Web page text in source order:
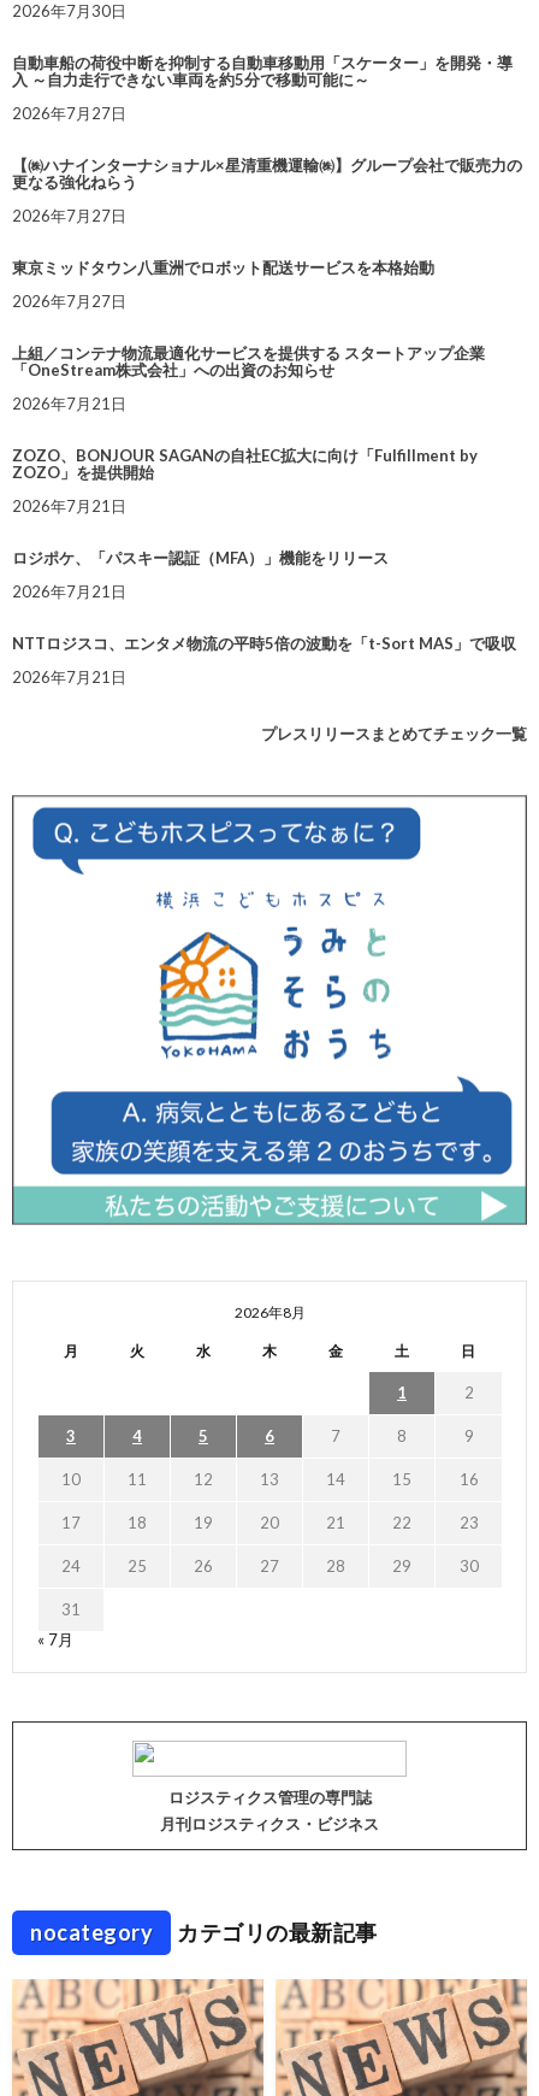
2026年7月30日
自動車船の荷役中断を抑制する自動車移動用「スケーター」を開発・導
入 ～自力走行できない車両を約5分で移動可能に～
2026年7月27日
【㈱ハナインターナショナル×星清重機運輸㈱】グループ会社で販売力の
更なる強化ねらう
2026年7月27日
東京ミッドタウン八重洲でロボット配送サービスを本格始動
2026年7月27日
上組／コンテナ物流最適化サービスを提供する スタートアップ企業
「OneStream株式会社」への出資のお知らせ
2026年7月21日
ZOZO、BONJOUR SAGANの自社EC拡大に向け「Fulfillment by
ZOZO」を提供開始
2026年7月21日
ロジポケ、「パスキー認証（MFA）」機能をリリース
2026年7月21日
NTTロジスコ、エンタメ物流の平時5倍の波動を「t-Sort MAS」で吸収
2026年7月21日
プレスリリースまとめてチェック一覧
2026年8月
月 火 水 木 金 土 日
1 2
3 4 5 6 7 8 9
10 11 12 13 14 15 16
17 18 19 20 21 22 23
24 25 26 27 28 29 30
31
« 7月
ロジスティクス管理の専門誌
月刊ロジスティクス・ビジネス
nocategory カテゴリの最新記事